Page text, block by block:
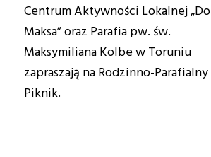
Centrum Aktywności Lokalnej „Do
Maksa” oraz Parafia pw. św.
Maksymiliana Kolbe w Toruniu
zapraszają na Rodzinno-Parafialny
Piknik.